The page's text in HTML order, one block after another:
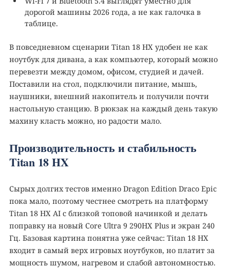
дорогой машины 2026 года, а не как галочка в
таблице.
В повседневном сценарии Titan 18 HX удобен не как
ноутбук для дивана, а как компьютер, который можно
перевезти между домом, офисом, студией и дачей.
Поставили на стол, подключили питание, мышь,
наушники, внешний накопитель и получили почти
настольную станцию. В рюкзак на каждый день такую
махину класть можно, но радости мало.
Производительность и стабильность
Titan 18 HX
Сырых долгих тестов именно Dragon Edition Draco Epic
пока мало, поэтому честнее смотреть на платформу
Titan 18 HX AI с близкой топовой начинкой и делать
поправку на новый Core Ultra 9 290HX Plus и экран 240
Гц. Базовая картина понятна уже сейчас: Titan 18 HX
входит в самый верх игровых ноутбуков, но платит за
мощность шумом, нагревом и слабой автономностью.